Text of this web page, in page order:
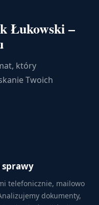
Łukowski –
który
Twoich
sprawy
telefonicznie, mailowo
dokumenty,